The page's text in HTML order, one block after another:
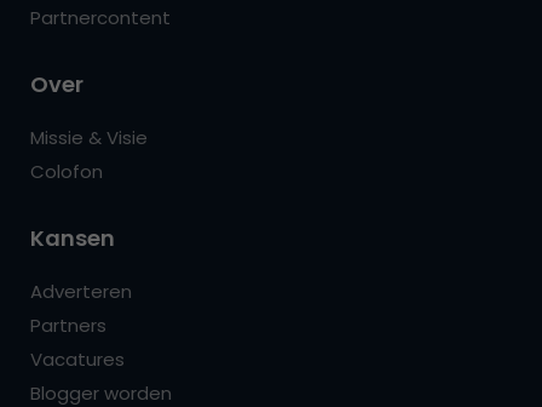
Partnercontent
Over
Missie & Visie
Colofon
Kansen
Adverteren
Partners
Vacatures
Blogger worden